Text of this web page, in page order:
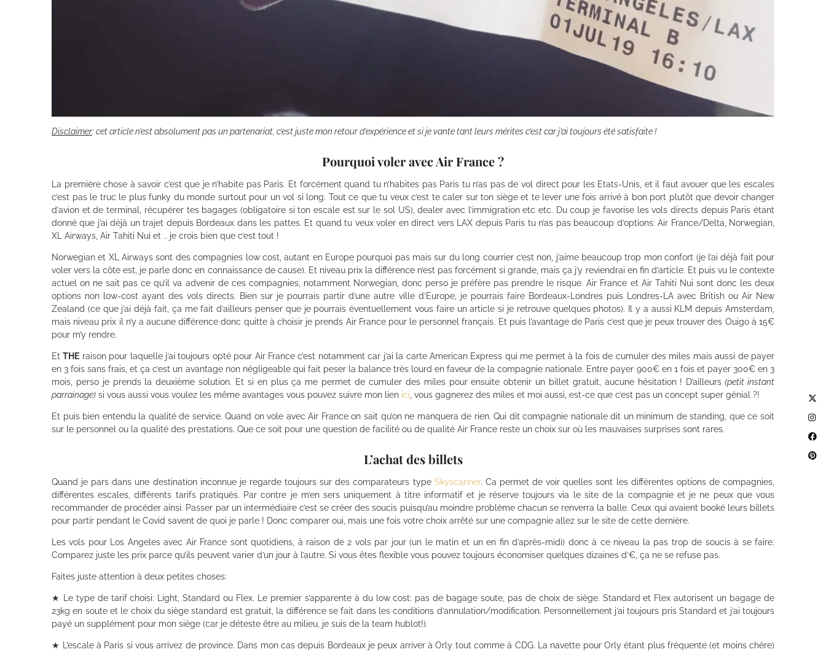
Disclaimer: cet article n’est absolument pas un partenariat, c’est juste mon retour d’expérience et si je vante tant leurs mérites c’est car j’ai toujours été satisfaite !
Pourquoi voler avec Air France ?
La première chose à savoir c’est que je n’habite pas Paris. Et forcément quand tu n’habites pas Paris tu n’as pas de vol direct pour les Etats-Unis, et il faut avouer que les escales
c’est pas le truc le plus funky du monde surtout pour un vol si long. Tout ce que tu veux c’est te caler sur ton siège et te lever une fois arrivé à bon port plutôt que devoir changer
d’avion et de terminal, récupérer tes bagages (obligatoire si ton escale est sur le sol US), dealer avec l’immigration etc etc. Du coup je favorise les vols directs depuis Paris étant
donné que j’ai déjà un trajet depuis Bordeaux dans les pattes. Et quand tu veux voler en direct vers LAX depuis Paris tu n’as pas beaucoup d’options: Air France/Delta, Norwegian,
XL Airways, Air Tahiti Nui et .. je crois bien que c’est tout !
Norwegian et XL Airways sont des compagnies low cost, autant en Europe pourquoi pas mais sur du long courrier c’est non, j’aime beaucoup trop mon confort (je l’ai déjà fait pour
voler vers la côte est, je parle donc en connaissance de cause). Et niveau prix la différence n’est pas forcément si grande, mais ça j’y reviendrai en fin d’article. Et puis vu le contexte
actuel on ne sait pas ce qu’il va advenir de ces compagnies, notamment Norwegian, donc perso je préfère pas prendre le risque. Air France et Air Tahiti Nui sont donc les deux
options non low-cost ayant des vols directs. Bien sur je pourrais partir d’une autre ville d’Europe, je pourrais faire Bordeaux-Londres puis Londres-LA avec British ou Air New
Zealand (ce que j’ai déjà fait, ça me fait d’ailleurs penser que je pourrais éventuellement vous faire un article si je retrouve quelques photos). Il y a aussi KLM depuis Amsterdam,
mais niveau prix il n’y a aucune différence donc quitte à choisir je prends Air France pour le personnel français. Et puis l’avantage de Paris c’est que je peux trouver des Ouigo à 15€
pour m’y rendre.
EtTHE raison pour laquelle j’ai toujours opté pour Air France c’est notamment car j’ai la carte American Express qui me permet à la fois de cumuler des miles mais aussi de payer
en 3 fois sans frais, et ça c’est un avantage non négligeable qui fait peser la balance très lourd en faveur de la compagnie nationale. Entre payer 900€ en 1 fois et payer 300€ en 3
mois, perso je prends la deuxième solution. Et si en plus ça me permet de cumuler des miles pour ensuite obtenir un billet gratuit, aucune hésitation ! D’ailleurs (petit instant
parrainage) si vous aussi vous voulez les même avantages vous pouvez suivre mon lien ici , vous gagnerez des miles et moi aussi, est-ce que c’est pas un concept super génial ?!
Et puis bien entendu la qualité de service. Quand on vole avec Air France on sait qu’on ne manquera de rien. Qui dit compagnie nationale dit un minimum de standing, que ce soit
sur le personnel ou la qualité des prestations. Que ce soit pour une question de facilité ou de qualité Air France reste un choix sur où les mauvaises surprises sont rares.
L’achat des billets
Quand je pars dans une destination inconnue je regarde toujours sur des comparateurs type Skyscanner. Ca permet de voir quelles sont les différentes options de compagnies,
différentes escales, différents tarifs pratiqués. Par contre je m’en sers uniquement à titre informatif et je réserve toujours via le site de la compagnie et je ne peux que vous
recommander de procéder ainsi. Passer par un intermédiaire c’est se créer des soucis puisqu’au moindre problème chacun se renverra la balle. Ceux qui avaient booké leurs billets
pour partir pendant le Covid savent de quoi je parle ! Donc comparer oui, mais une fois votre choix arrêté sur une compagnie allez sur le site de cette dernière.
Les vols pour Los Angeles avec Air France sont quotidiens, à raison de 2 vols par jour (un le matin et un en fin d’après-midi) donc à ce niveau la pas trop de soucis à se faire.
Comparez juste les prix parce qu’ils peuvent varier d’un jour à l’autre. Si vous êtes flexible vous pouvez toujours économiser quelques dizaines d’€, ça ne se refuse pas.
Faites juste attention à deux petites choses:
★ Le type de tarif choisi: Light, Standard ou Flex. Le premier s’apparente à du low cost: pas de bagage soute, pas de choix de siège. Standard et Flex autorisent un bagage de
23kg en soute et le choix du siège standard est gratuit, la différence se fait dans les conditions d’annulation/modification. Personnellement j’ai toujours pris Standard et j’ai toujours
payé un supplément pour mon siège (car je déteste être au milieu, je suis de la team hublot!).
★ L’escale à Paris si vous arrivez de province. Dans mon cas depuis Bordeaux je peux arriver à Orly tout comme à CDG. La navette pour Orly étant plus fréquente (et moins chère)